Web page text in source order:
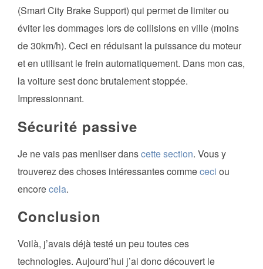
(Smart City Brake Support) qui permet de limiter ou
éviter les dommages lors de collisions en ville (moins
de 30km/h). Ceci en réduisant la puissance du moteur
et en utilisant le frein automatiquement. Dans mon cas,
la voiture sest donc brutalement stoppée.
Impressionnant.
Sécurité passive
Je ne vais pas menliser danscette section. Vous y
trouverez des choses intéressantes commececi ou
encorecela.
Conclusion
Voilà, j’avais déjà testé un peu toutes ces
technologies. Aujourd’hui j’ai donc découvert le